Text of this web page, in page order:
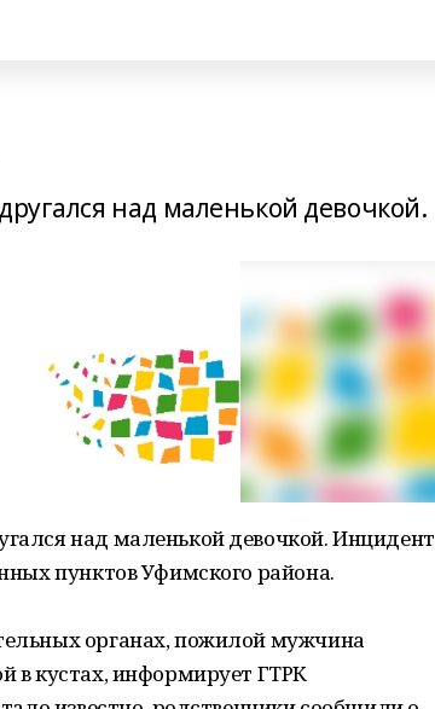
над маленькой девочкой.
над маленькой девочкой. Инцидент
пунктов Уфимского района.
органах, пожилой мужчина
в кустах, информирует ГТРК